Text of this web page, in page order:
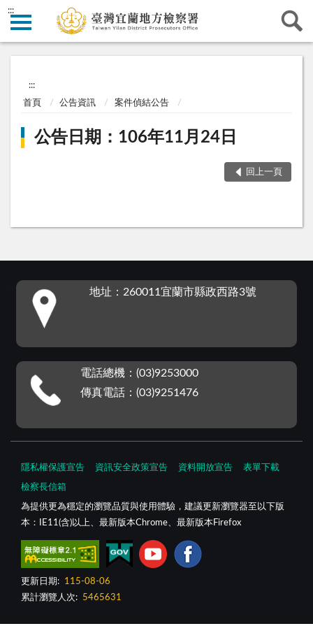
:::
:::
首頁 公告資訊 案件偵結公告
公告日期：106年11月24日
回上一頁
地址：260011宜蘭市縣政西路3號
電話總機：(03)9253000
傳真電話：(03)9251476
隱私權保護宣告 資訊安全政策宣告 資料開放宣告 表單下載
檢察長信箱
為提供更為穩定的瀏覽品質與使用體驗，建議更新瀏覽器至以下版
本：IE11(含)以上、最新版本Chrome、最新版本Firefox
更新日期:
115-08-06
累計瀏覽人次:
5465631